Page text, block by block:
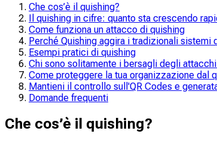
Che cos’è il quishing?
Il quishing in cifre: quanto sta crescendo
Come funziona un attacco di quishing
Perché Quishing aggira i tradizionali sistemi
Esempi pratici di quishing
Chi sono solitamente i bersagli degli
Come proteggere la tua organizzazione dal
Mantieni il controllo sull'QR Codes e
Domande frequenti
Che cos’è il quishing?